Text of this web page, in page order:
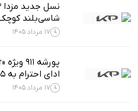
شاسی‌بلند کوچک
17 مرداد 1405
ادای احترام به ۷۵ سال حضور پورشه در استرالیا
17 مرداد 1405